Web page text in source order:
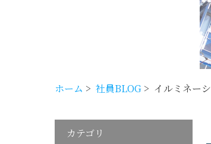
ホーム > 社員BLOG > イルミネー
カテゴリ